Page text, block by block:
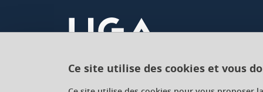
Ce site utilise des cookies et vous
Université Grenoble Alpes